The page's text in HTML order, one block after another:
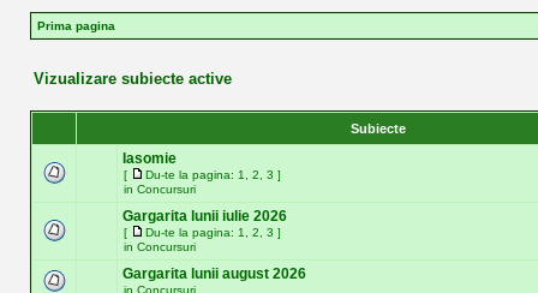
Prima pagina
Vizualizare subiecte active
Subiecte
Iasomie
[ Du-te la pagina: 1 2 3 ]
in Concursuri
Gargarita lunii iulie 2026
[ Du-te la pagina: 1 2 3 ]
in Concursuri
Gargarita lunii august 2026
in Concursuri